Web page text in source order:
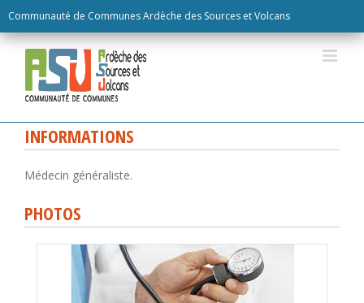
Communauté de Communes Ardèche des Sources et Volcans
to
content
INFORMATIONS
Médecin généraliste.
PHOTOS